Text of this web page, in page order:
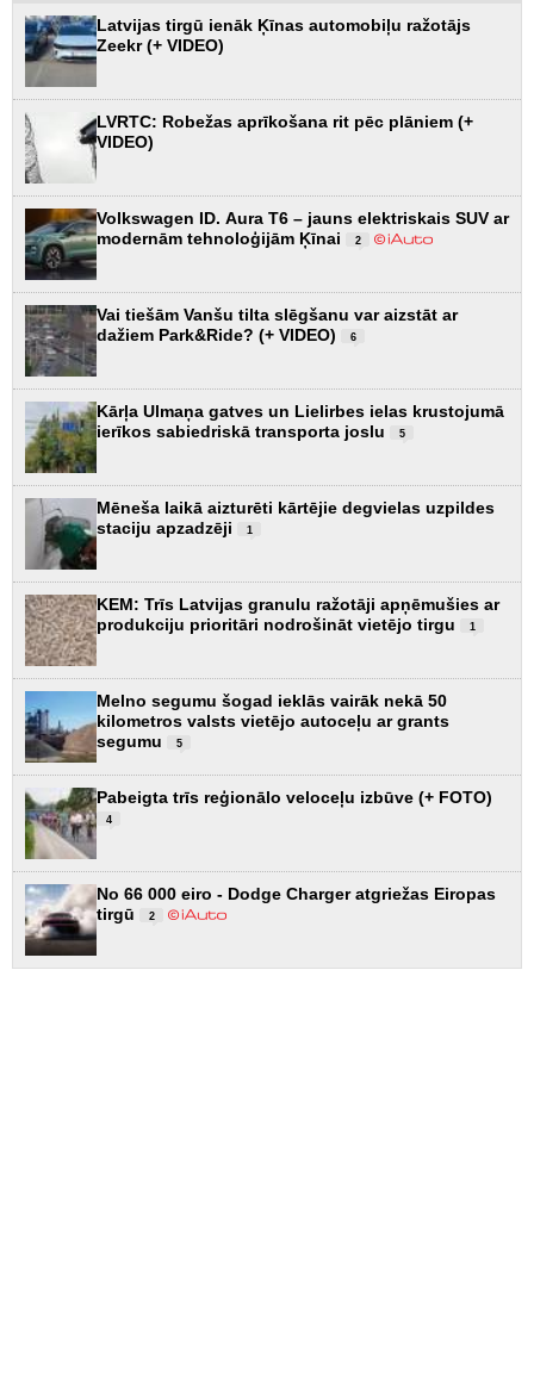
Latvijas tirgū ienāk Ķīnas automobiļu ražotājs
Zeekr (+ VIDEO)
LVRTC: Robežas aprīkošana rit pēc plāniem (+
VIDEO)
Volkswagen ID. Aura T6 – jauns elektriskais SUV ar
modernām tehnoloģijām Ķīnai
2
Vai tiešām Vanšu tilta slēgšanu var aizstāt ar
dažiem Park&Ride? (+ VIDEO)
6
Kārļa Ulmaņa gatves un Lielirbes ielas krustojumā
ierīkos sabiedriskā transporta joslu
5
Mēneša laikā aizturēti kārtējie degvielas uzpildes
staciju apzadzēji
1
KEM: Trīs Latvijas granulu ražotāji apņēmušies ar
produkciju prioritāri nodrošināt vietējo tirgu
1
Melno segumu šogad ieklās vairāk nekā 50
kilometros valsts vietējo autoceļu ar grants
segumu
5
Pabeigta trīs reģionālo veloceļu izbūve (+ FOTO)
4
No 66 000 eiro - Dodge Charger atgriežas Eiropas
tirgū
2